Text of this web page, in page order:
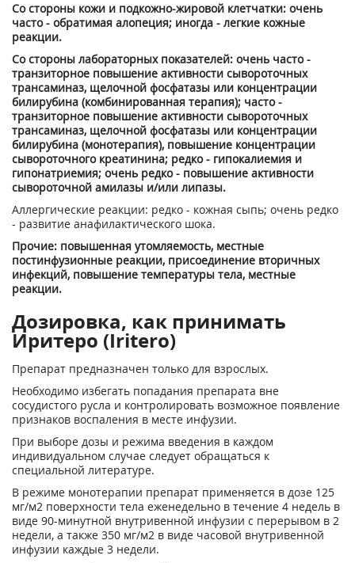
Со стороны кожи и подкожно-жировой клетчатки: очень
часто - обратимая алопеция; иногда - легкие кожные
реакции.
Со стороны лабораторных показателей: очень часто -
транзиторное повышение активности сывороточных
трансаминаз, щелочной фосфатазы или концентрации
билирубина (комбинированная терапия); часто -
транзиторное повышение активности сывороточных
трансаминаз, щелочной фосфатазы или концентрации
билирубина (монотерапия), повышение концентрации
сывороточного креатинина; редко - гипокалиемия и
гипонатриемия; очень редко - повышение активности
сывороточной амилазы и/или липазы.
Аллергические реакции: редко - кожная сыпь; очень редко
- развитие анафилактического шока.
Прочие: повышенная утомляемость, местные
постинфузионные реакции, присоединение вторичных
инфекций, повышение температуры тела, местные
реакции.
Дозировка, как принимать
Иритеро (Iritero)
Препарат предназначен только для взрослых.
Необходимо избегать попадания препарата вне
сосудистого русла и контролировать возможное появление
признаков воспаления в месте инфузии.
При выборе дозы и режима введения в каждом
индивидуальном случае следует обращаться к
специальной литературе.
В режиме монотерапии препарат применяется в дозе 125
мг/м2 поверхности тела еженедельно в течение 4 недель в
виде 90-минутной внутривенной инфузии с перерывом в 2
недели, а также 350 мг/м2 в виде часовой внутривенной
инфузии каждые 3 недели.